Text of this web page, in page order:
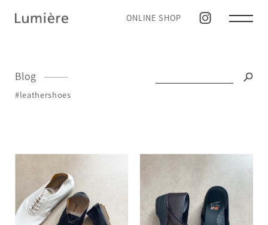
ONLINE SHOP
Blog
#leathershoes